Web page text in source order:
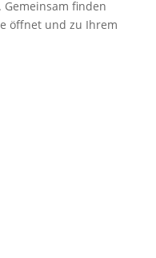
finden
öffnet und zu Ihrem